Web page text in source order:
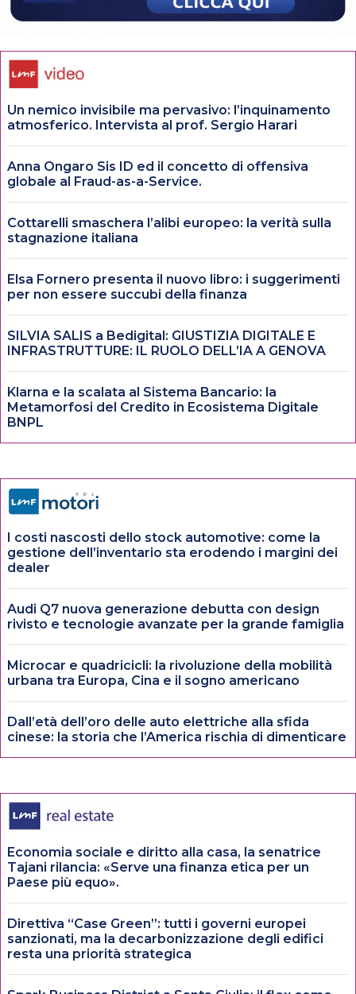
Un nemico invisibile ma pervasivo: l’inquinamento
atmosferico. Intervista al prof. Sergio Harari
Anna Ongaro Sis ID ed il concetto di offensiva
globale al Fraud-as-a-Service.
Cottarelli smaschera l’alibi europeo: la verità sulla
stagnazione italiana
Elsa Fornero presenta il nuovo libro: i suggerimenti
per non essere succubi della finanza
SILVIA SALIS a Bedigital: GIUSTIZIA DIGITALE E
INFRASTRUTTURE: IL RUOLO DELL’IA A GENOVA
Klarna e la scalata al Sistema Bancario: la
Metamorfosi del Credito in Ecosistema Digitale
BNPL
I costi nascosti dello stock automotive: come la
gestione dell’inventario sta erodendo i margini dei
dealer
Audi Q7 nuova generazione debutta con design
rivisto e tecnologie avanzate per la grande famiglia
Microcar e quadricicli: la rivoluzione della mobilità
urbana tra Europa, Cina e il sogno americano
Dall’età dell’oro delle auto elettriche alla sfida
cinese: la storia che l’America rischia di dimenticare
Economia sociale e diritto alla casa, la senatrice
Tajani rilancia: «Serve una finanza etica per un
Paese più equo».
Direttiva “Case Green”: tutti i governi europei
sanzionati, ma la decarbonizzazione degli edifici
resta una priorità strategica